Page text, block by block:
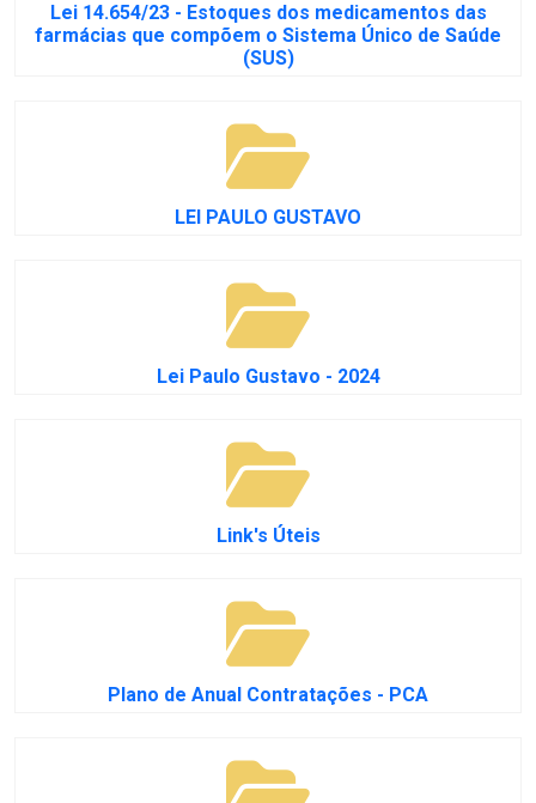
Lei 14.654/23 - Estoques dos medicamentos das
farmácias que compõem o Sistema Único de Saúde
(SUS)
LEI PAULO GUSTAVO
Lei Paulo Gustavo - 2024
Link's Úteis
Plano de Anual Contratações - PCA